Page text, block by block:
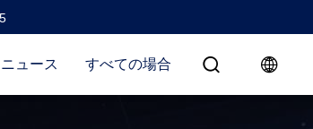
ニュース すべての場合